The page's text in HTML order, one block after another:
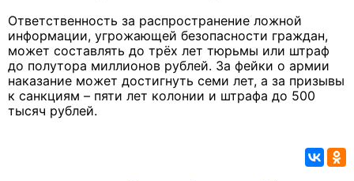
Ответственность за распространение ложной
информации, угрожающей безопасности граждан,
может составлять до трёх лет тюрьмы или штраф
до полутора миллионов рублей. За фейки о армии
наказание может достигнуть семи лет, а за призывы
к санкциям – пяти лет колонии и штрафа до 500
тысяч рублей.